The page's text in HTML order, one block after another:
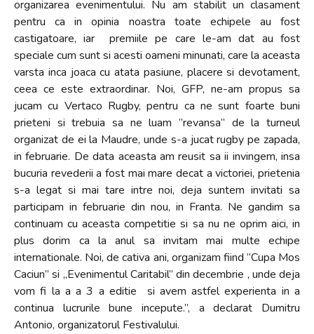
organizarea evenimentului. Nu am stabilit un clasament
pentru ca in opinia noastra toate echipele au fost
castigatoare, iar premiile pe care le-am dat au fost
speciale cum sunt si acesti oameni minunati, care la aceasta
varsta inca joaca cu atata pasiune, placere si devotament,
ceea ce este extraordinar. Noi, GFP, ne-am propus sa
jucam cu Vertaco Rugby, pentru ca ne sunt foarte buni
prieteni si trebuia sa ne luam ”revansa” de la turneul
organizat de ei la Maudre, unde s-a jucat rugby pe zapada,
in februarie. De data aceasta am reusit sa ii invingem, insa
bucuria revederii a fost mai mare decat a victoriei, prietenia
s-a legat si mai tare intre noi, deja suntem invitati sa
participam in februarie din nou, in Franta. Ne gandim sa
continuam cu aceasta competitie si sa nu ne oprim aici, in
plus dorim ca la anul sa invitam mai multe echipe
internationale. Noi, de cativa ani, organizam fiind ”Cupa Mos
Caciun” si „Evenimentul Caritabil” din decembrie , unde deja
vom fi la a a 3 a editie si avem astfel experienta in a
continua lucrurile bune incepute.”, a declarat Dumitru
Antonio, organizatorul Festivalului.